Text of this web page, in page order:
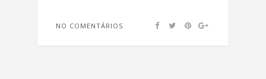
NO COMENTÁRIOS